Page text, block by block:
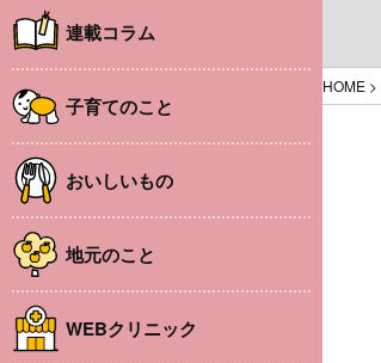
連載コラム
子育てのこと
おいしいもの
地元のこと
WEBクリニック
HOME >